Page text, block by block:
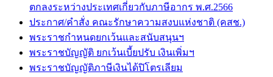
ตกลงระหว่างประเทศเกี่ยวกับภาษีอากร พ.ศ.2566
ประกาศ/คำสั่ง คณะรักษาความสงบแห่งชาติ (คสช.)
พระราชกำหนดยกเว้นและสนับสนุนฯ
พระราชบัญญัติ ยกเว้นเบี้ยปรับ เงินเพิ่มฯ
พระราชบัญญัติภาษีเงินได้ปิโตรเลียม